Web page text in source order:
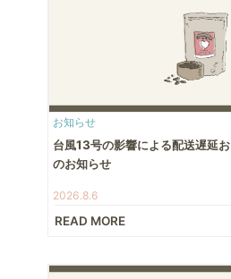
お知らせ
台風13号の影響による配送遅延
のお知らせ
2026.8.6
READ MORE